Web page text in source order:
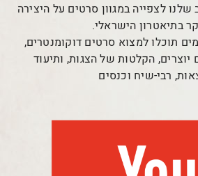
שלנו לצפייה במגוון סרטים על היצירה
בתיאטרון הישראלי.
תוכלו למצוא סרטים דוקומנטרים,
יוצרים, הקלטות של הצגות, ותיעוד
רבי-שיח וכנסים